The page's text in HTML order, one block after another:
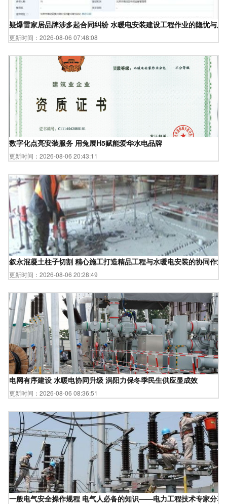
疑爆雷家居品牌涉多起合同纠纷 水暖电安装建设工程作业的隐忧与反
更新时间：2026-08-06 07:48:08
数字化点亮安装服务 用兔展H5赋能爱华水电品牌
更新时间：2026-08-06 20:43:11
叙永混凝土柱子切割 精心施工打造精品工程与水暖电安装的协同作业
更新时间：2026-08-06 20:28:49
电网有序建设 水暖电协同升级 涡阳力保冬季民生供应显成效
更新时间：2026-08-06 08:36:51
一般电气安全操作规程 电气人必备的知识——电力工程技术专家分享